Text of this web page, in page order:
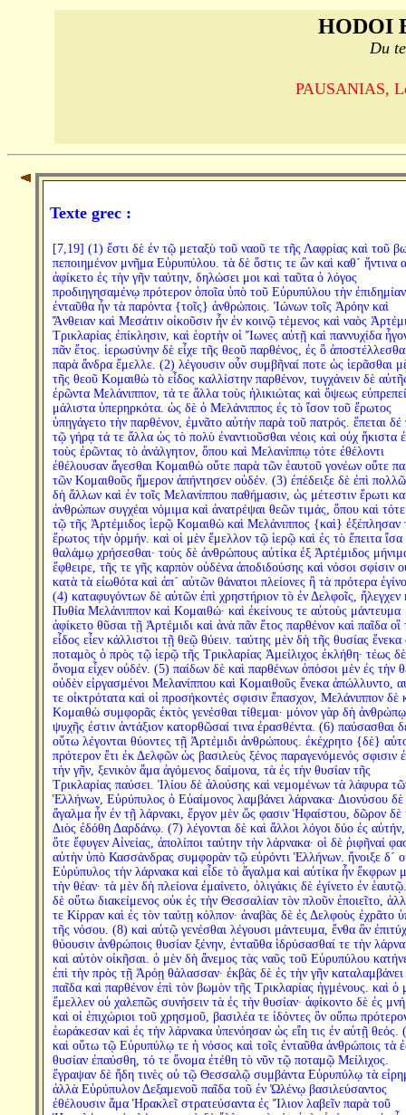
HODOI
Du
PAUSANIAS,
Texte grec :
[7,19] (1) ἔστι δὲ ἐν τῷ μεταξὺ τοῦ ναοῦ τε τῆς Λαφρίας καὶ τοῦ
πεποιημένον μνῆμα Εὐρυπύλου. τὰ δὲ ὅστις τε ὢν καὶ καθ´ ἥντινα
ἀφίκετο ἐς τὴν γῆν ταύτην, δηλώσει μοι καὶ ταῦτα ὁ λόγος
προδιηγησαμένῳ πρότερον ὁποῖα ὑπὸ τοῦ Εὐρυπύλου τὴν ἐπιδημίαν
ἐνταῦθα ἦν τὰ παρόντα {τοῖς} ἀνθρώποις. Ἰώνων τοῖς Ἀρόην καὶ
Ἄνθειαν καὶ Μεσάτιν οἰκοῦσιν ἦν ἐν κοινῷ τέμενος καὶ ναὸς
Τρικλαρίας ἐπίκλησιν, καὶ ἑορτὴν οἱ Ἴωνες αὐτῇ καὶ παννυχίδα
πᾶν ἔτος. ἱερωσύνην δὲ εἶχε τῆς θεοῦ παρθένος, ἐς ὃ
παρὰ ἄνδρα ἔμελλε. (2) λέγουσιν οὖν συμβῆναί ποτε ὡς ἱερᾶσθαι
τῆς θεοῦ Κομαιθὼ τὸ εἶδος καλλίστην παρθένον, τυγχάνειν δὲ
ἐρῶντα Μελάνιππον, τά τε ἄλλα τοὺς ἡλικιώτας καὶ ὄψεως
μάλιστα ὑπερηρκότα. ὡς δὲ ὁ Μελάνιππος ἐς τὸ ἴσον τοῦ ἔρωτος
ὑπηγάγετο τὴν παρθένον, ἐμνᾶτο αὐτὴν παρὰ τοῦ πατρός. ἕπεται δέ
τῷ γήρᾳ τά τε ἄλλα ὡς τὸ πολὺ ἐναντιοῦσθαι νέοις καὶ οὐχ ἥκιστα
τοὺς ἐρῶντας τὸ ἀνάλγητον, ὅπου καὶ Μελανίππῳ τότε ἐθέλοντι
ἐθέλουσαν ἄγεσθαι Κομαιθὼ οὔτε παρὰ τῶν ἑαυτοῦ γονέων οὔτε
τῶν Κομαιθοῦς ἥμερον ἀπήντησεν οὐδέν. (3) ἐπέδειξε δὲ ἐπὶ
δὴ ἄλλων καὶ ἐν τοῖς Μελανίππου παθήμασιν, ὡς μέτεστιν ἔρωτι
ἀνθρώπων συγχέαι νόμιμα καὶ ἀνατρέψαι θεῶν τιμάς, ὅπου καὶ
τῷ τῆς Ἀρτέμιδος ἱερῷ Κομαιθὼ καὶ Μελάνιππος {καὶ} ἐξέπλησαν
ἔρωτος τὴν ὁρμήν. καὶ οἱ μὲν ἔμελλον τῷ ἱερῷ καὶ ἐς τὸ ἔπειτα ἴσα
θαλάμῳ χρήσεσθαι· τοὺς δὲ ἀνθρώπους αὐτίκα ἐξ Ἀρτέμιδος
ἔφθειρε, τῆς τε γῆς καρπὸν οὐδένα ἀποδιδούσης καὶ νόσοι σφίσιν
κατὰ τὰ εἰωθότα καὶ ἀπ´ αὐτῶν θάνατοι πλείονες ἢ τὰ πρότερα
(4) καταφυγόντων δὲ αὐτῶν ἐπὶ χρηστήριον τὸ ἐν Δελφοῖς, ἤλεγχεν
Πυθία Μελάνιππον καὶ Κομαιθώ· καὶ ἐκείνους τε αὐτοὺς μάντευμα
ἀφίκετο θῦσαι τῇ Ἀρτέμιδι καὶ ἀνὰ πᾶν ἔτος παρθένον καὶ παῖδα οἳ
εἶδος εἶεν κάλλιστοι τῇ θεῷ θύειν. ταύτης μὲν δὴ τῆς θυσίας ἕνεκα
ποταμὸς ὁ πρὸς τῷ ἱερῷ τῆς Τρικλαρίας Ἀμείλιχος ἐκλήθη· τέως δὲ
ὄνομα εἶχεν οὐδέν. (5) παίδων δὲ καὶ παρθένων ὁπόσοι μὲν ἐς τὴν
οὐδὲν εἰργασμένοι Μελανίππου καὶ Κομαιθοῦς ἕνεκα ἀπώλλυντο,
τε οἰκτρότατα καὶ οἱ προσήκοντές σφισιν ἔπασχον, Μελάνιππον δὲ
Κομαιθὼ συμφορᾶς ἐκτὸς γενέσθαι τίθεμαι· μόνον γὰρ δὴ ἀνθρώπῳ
ψυχῆς ἐστιν ἀντάξιον κατορθῶσαί τινα ἐρασθέντα. (6) παύσασθαι
οὕτω λέγονται θύοντες τῇ Ἀρτέμιδι ἀνθρώπους. ἐκέχρητο {δὲ}
πρότερον ἔτι ἐκ Δελφῶν ὡς βασιλεὺς ξένος παραγενόμενός σφισιν
τὴν γῆν, ξενικὸν ἅμα ἀγόμενος δαίμονα, τὰ ἐς τὴν θυσίαν τῆς
Τρικλαρίας παύσει. Ἰλίου δὲ ἁλούσης καὶ νεμομένων τὰ λάφυρα
Ἑλλήνων, Εὐρύπυλος ὁ Εὐαίμονος λαμβάνει λάρνακα· Διονύσου δὲ
ἄγαλμα ἦν ἐν τῇ λάρνακι, ἔργον μὲν ὥς φασιν Ἡφαίστου, δῶρον δὲ
Διὸς ἐδόθη Δαρδάνῳ. (7) λέγονται δὲ καὶ ἄλλοι λόγοι δύο ἐς
ὅτε ἔφυγεν Αἰνείας, ἀπολίποι ταύτην τὴν λάρνακα· οἱ δὲ ῥιφῆναί
αὐτὴν ὑπὸ Κασσάνδρας συμφορὰν τῷ εὑρόντι Ἑλλήνων. ἤνοιξε δ´
Εὐρύπυλος τὴν λάρνακα καὶ εἶδε τὸ ἄγαλμα καὶ αὐτίκα ἦν ἔκφρων
τὴν θέαν· τὰ μὲν δὴ πλείονα ἐμαίνετο, ὀλιγάκις δὲ ἐγίνετο ἐν
δὲ οὕτω διακείμενος οὐκ ἐς τὴν Θεσσαλίαν τὸν πλοῦν ἐποιεῖτο,
τε Κίρραν καὶ ἐς τὸν ταύτῃ κόλπον· ἀναβὰς δὲ ἐς Δελφοὺς ἐχρᾶτο
τῆς νόσου. (8) καὶ αὐτῷ γενέσθαι λέγουσι μάντευμα, ἔνθα ἂν
θύουσιν ἀνθρώποις θυσίαν ξένην, ἐνταῦθα ἱδρύσασθαί τε τὴν
καὶ αὐτὸν οἰκῆσαι. ὁ μὲν δὴ ἄνεμος τὰς ναῦς τοῦ Εὐρυπύλου
ἐπὶ τὴν πρὸς τῇ Ἀρόῃ θάλασσαν· ἐκβὰς δὲ ἐς τὴν γῆν καταλαμβάνει
παῖδα καὶ παρθένον ἐπὶ τὸν βωμὸν τῆς Τρικλαρίας ἠγμένους. καὶ ὁ
ἔμελλεν οὐ χαλεπῶς συνήσειν τὰ ἐς τὴν θυσίαν· ἀφίκοντο δὲ ἐς
καὶ οἱ ἐπιχώριοι τοῦ χρησμοῦ, βασιλέα τε ἰδόντες ὃν οὔπω
ἑωράκεσαν καὶ ἐς τὴν λάρνακα ὑπενόησαν ὡς εἴη τις ἐν αὐτῇ θεός.
καὶ οὕτω τῷ Εὐρυπύλῳ τε ἡ νόσος καὶ τοῖς ἐνταῦθα ἀνθρώποις τὰ
θυσίαν ἐπαύσθη, τό τε ὄνομα ἐτέθη τὸ νῦν τῷ ποταμῷ Μείλιχος.
ἔγραψαν δὲ ἤδη τινὲς οὐ τῷ Θεσσαλῷ συμβάντα Εὐρυπύλῳ τὰ
ἀλλὰ Εὐρύπυλον Δεξαμενοῦ παῖδα τοῦ ἐν Ὠλένῳ βασιλεύσαντος
ἐθέλουσιν ἅμα Ἡρακλεῖ στρατεύσαντα ἐς Ἴλιον λαβεῖν παρὰ τοῦ